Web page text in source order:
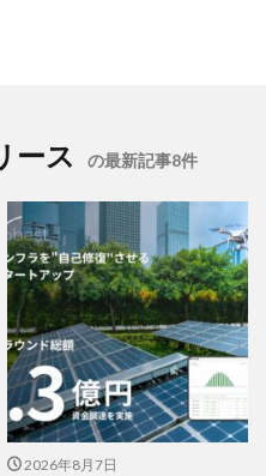
ース の最新記事8件
2026年8月7日